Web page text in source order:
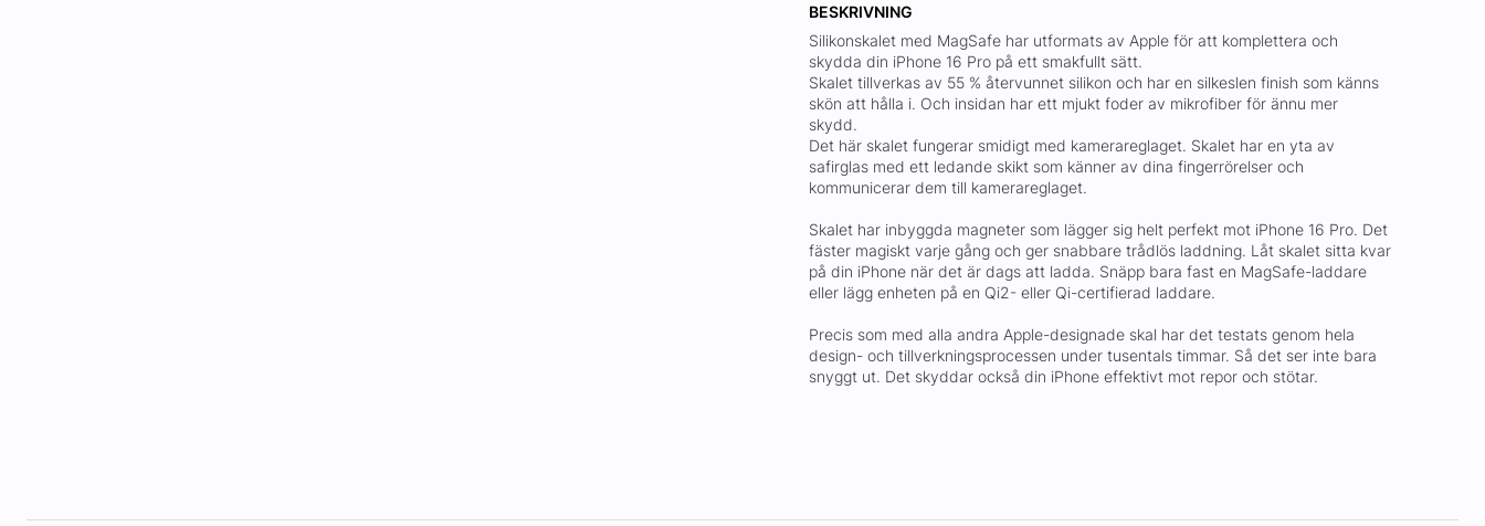
BESKRIVNING
Silikonskalet med MagSafe har utformats av Apple för att komplettera och
skydda din iPhone 16 Pro på ett smakfullt sätt.
Skalet tillverkas av 55 % återvunnet silikon och har en silkeslen finish som känns
skön att hålla i. Och insidan har ett mjukt foder av mikrofiber för ännu mer
skydd.
Det här skalet fungerar smidigt med kamerareglaget. Skalet har en yta av
safirglas med ett ledande skikt som känner av dina fingerrörelser och
kommunicerar dem till kamerareglaget.
Skalet har inbyggda magneter som lägger sig helt perfekt mot iPhone 16 Pro. Det
fäster magiskt varje gång och ger snabbare trådlös laddning. Låt skalet sitta kvar
på din iPhone när det är dags att ladda. Snäpp bara fast en MagSafe-laddare
eller lägg enheten på en Qi2- eller Qi-certifierad laddare.
Precis som med alla andra Apple-designade skal har det testats genom hela
design- och tillverkningsprocessen under tusentals timmar. Så det ser inte bara
snyggt ut. Det skyddar också din iPhone effektivt mot repor och stötar.